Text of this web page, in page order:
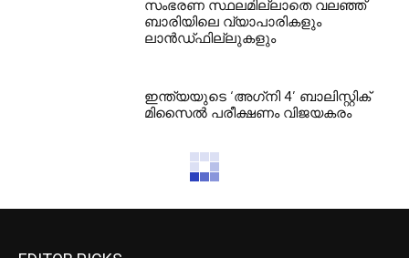
സംഭരണ സ്ഥലമില്ലാതെ വലഞ്ഞ്
ബാരിയിലെ വ്യാപാരികളും
ലാന്‍ഡ്ഫില്ലുകളും
ഇന്ത്യയുടെ ‘അഗ്‌നി 4’ ബാലിസ്റ്റിക്
മിസൈല്‍ പരീക്ഷണം വിജയകരം